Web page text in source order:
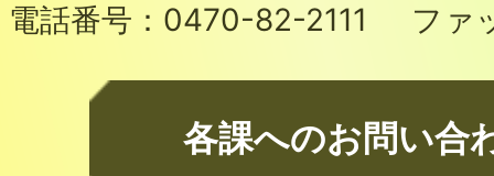
電話番号： 0470-82-2111 ファ
各課へのお問い合